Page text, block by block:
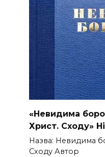
«Невидима
Христ. Сходу»
Назва: Невидима
Сходу Автор